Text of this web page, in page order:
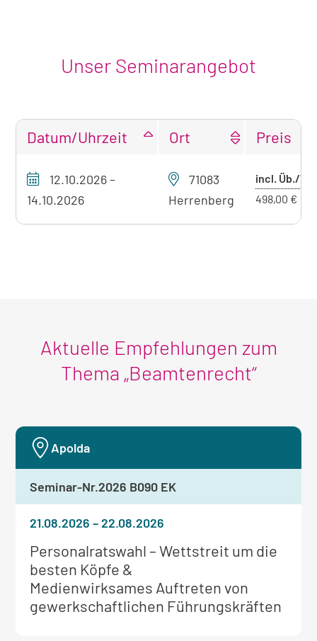
Unser Seminarangebot
Übersicht
unseres
Seminarangebots
Datum/Uhrzeit Ort Preis
12.10.2026–
14.10.2026
71083
Herrenberg
incl. Üb./VP
498,00 €
Aktuelle Empfehlungen zum
Thema „Beamtenrecht“
Weitere
Informationen
zum
Seminar:
Personalratswahl – Wettstreit um die
besten Köpfe &
Medienwirksames Auftreten von
gewerkschaftlichen Führungskräften
21.08.2026–22.08.2026
Apolda
Seminar-Nr.2026 B090 EK